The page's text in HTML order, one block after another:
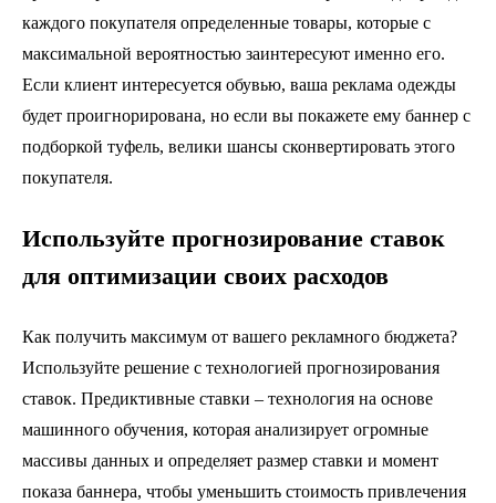
каждого покупателя определенные товары, которые с
максимальной вероятностью заинтересуют именно его.
Если клиент интересуется обувью, ваша реклама одежды
будет проигнорирована, но если вы покажете ему баннер с
подборкой туфель, велики шансы сконвертировать этого
покупателя.
Используйте прогнозирование ставок
для оптимизации своих расходов
Как получить максимум от вашего рекламного бюджета?
Используйте решение с технологией прогнозирования
ставок. Предиктивные ставки – технология на основе
машинного обучения, которая анализирует огромные
массивы данных и определяет размер ставки и момент
показа баннера, чтобы уменьшить стоимость привлечения